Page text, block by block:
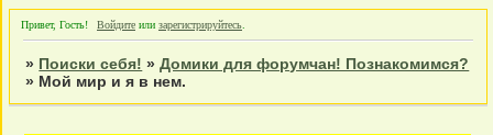
Привет, Гость! Войдите или зарегистрируйтесь
» Поиски себя! »Домики для форумчан! Познакомимся?
» Мой мир и я в нем.